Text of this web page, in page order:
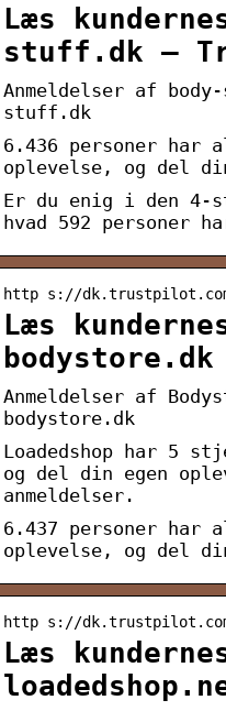
Læs
stuff.dk –
Anmeldelser af
stuff.dk
6.436 personer har
oplevelse, og del
Er du enig i den 4-
hvad 592 personer
http s://
Læs
Anmeldelser af
bodystore.dk
Loadedshop har 5
og del din egen
anmeldelser.
6.437 personer har
oplevelse, og del
http s://dk.trustpilot.com
Læs